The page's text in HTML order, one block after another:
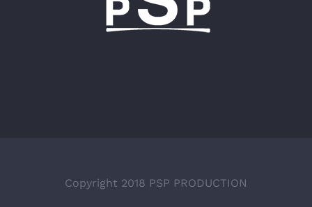
Copyright 2018 PSP PRODUCTION